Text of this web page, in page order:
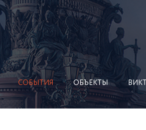
СОБЫТИЯ ОБЪЕКТЫ